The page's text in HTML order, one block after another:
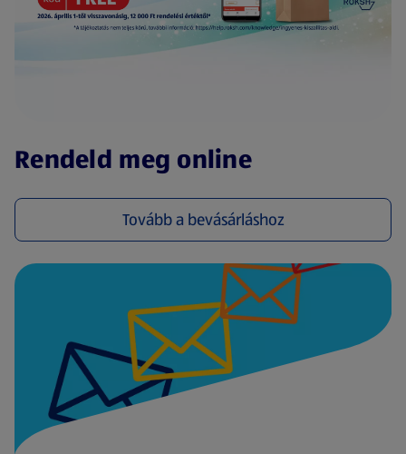
Rendeld meg online
Tovább a bevásárláshoz
(új oldalon nyílik meg)